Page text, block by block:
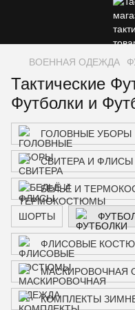
ВОЕННАЯ ОДЕЖДА
Тактические
Футболки и
ГОЛОВНЫЕ УБОРЫ
СВИТЕРА И ФЛИСЫ
БЕЛЬЁ И
ШОРТЫ
ФЛИСОВЫЕ
МАСКИРОВОЧНАЯ
КОМПЛЕКТЫ